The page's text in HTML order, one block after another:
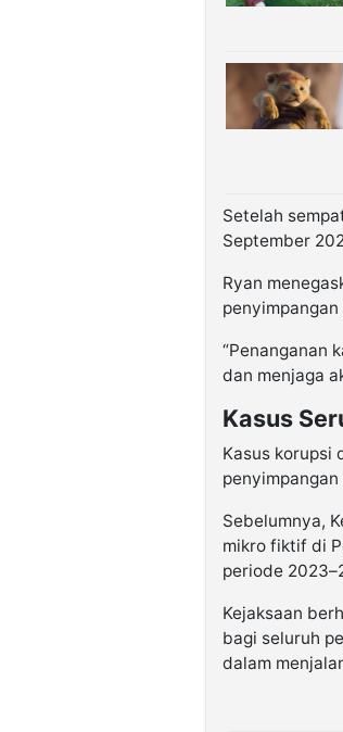
Setelah
September
Ryan
“Penanganan
dan menjaga
Kasus
Kasus korupsi
Sebelumnya,
mikro fiktif di
periode
Kejaksaan
bagi seluruh
dalam